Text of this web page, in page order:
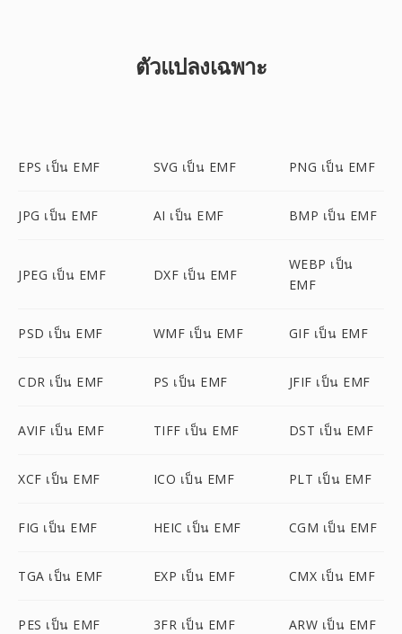
ตัวแปลงเฉพาะ
EPS เป็น EMF SVG เป็น EMF PNG เป็น EMF
JPG เป็น EMF AI เป็น EMF BMP เป็น EMF
JPEG เป็น EMF DXF เป็น EMF
WEBP เป็น
EMF
PSD เป็น EMF WMF เป็น EMF GIF เป็น EMF
CDR เป็น EMF PS เป็น EMF JFIF เป็น EMF
AVIF เป็น EMF TIFF เป็น EMF DST เป็น EMF
XCF เป็น EMF ICO เป็น EMF PLT เป็น EMF
FIG เป็น EMF HEIC เป็น EMF CGM เป็น EMF
TGA เป็น EMF EXP เป็น EMF CMX เป็น EMF
PES เป็น EMF 3FR เป็น EMF ARW เป็น EMF